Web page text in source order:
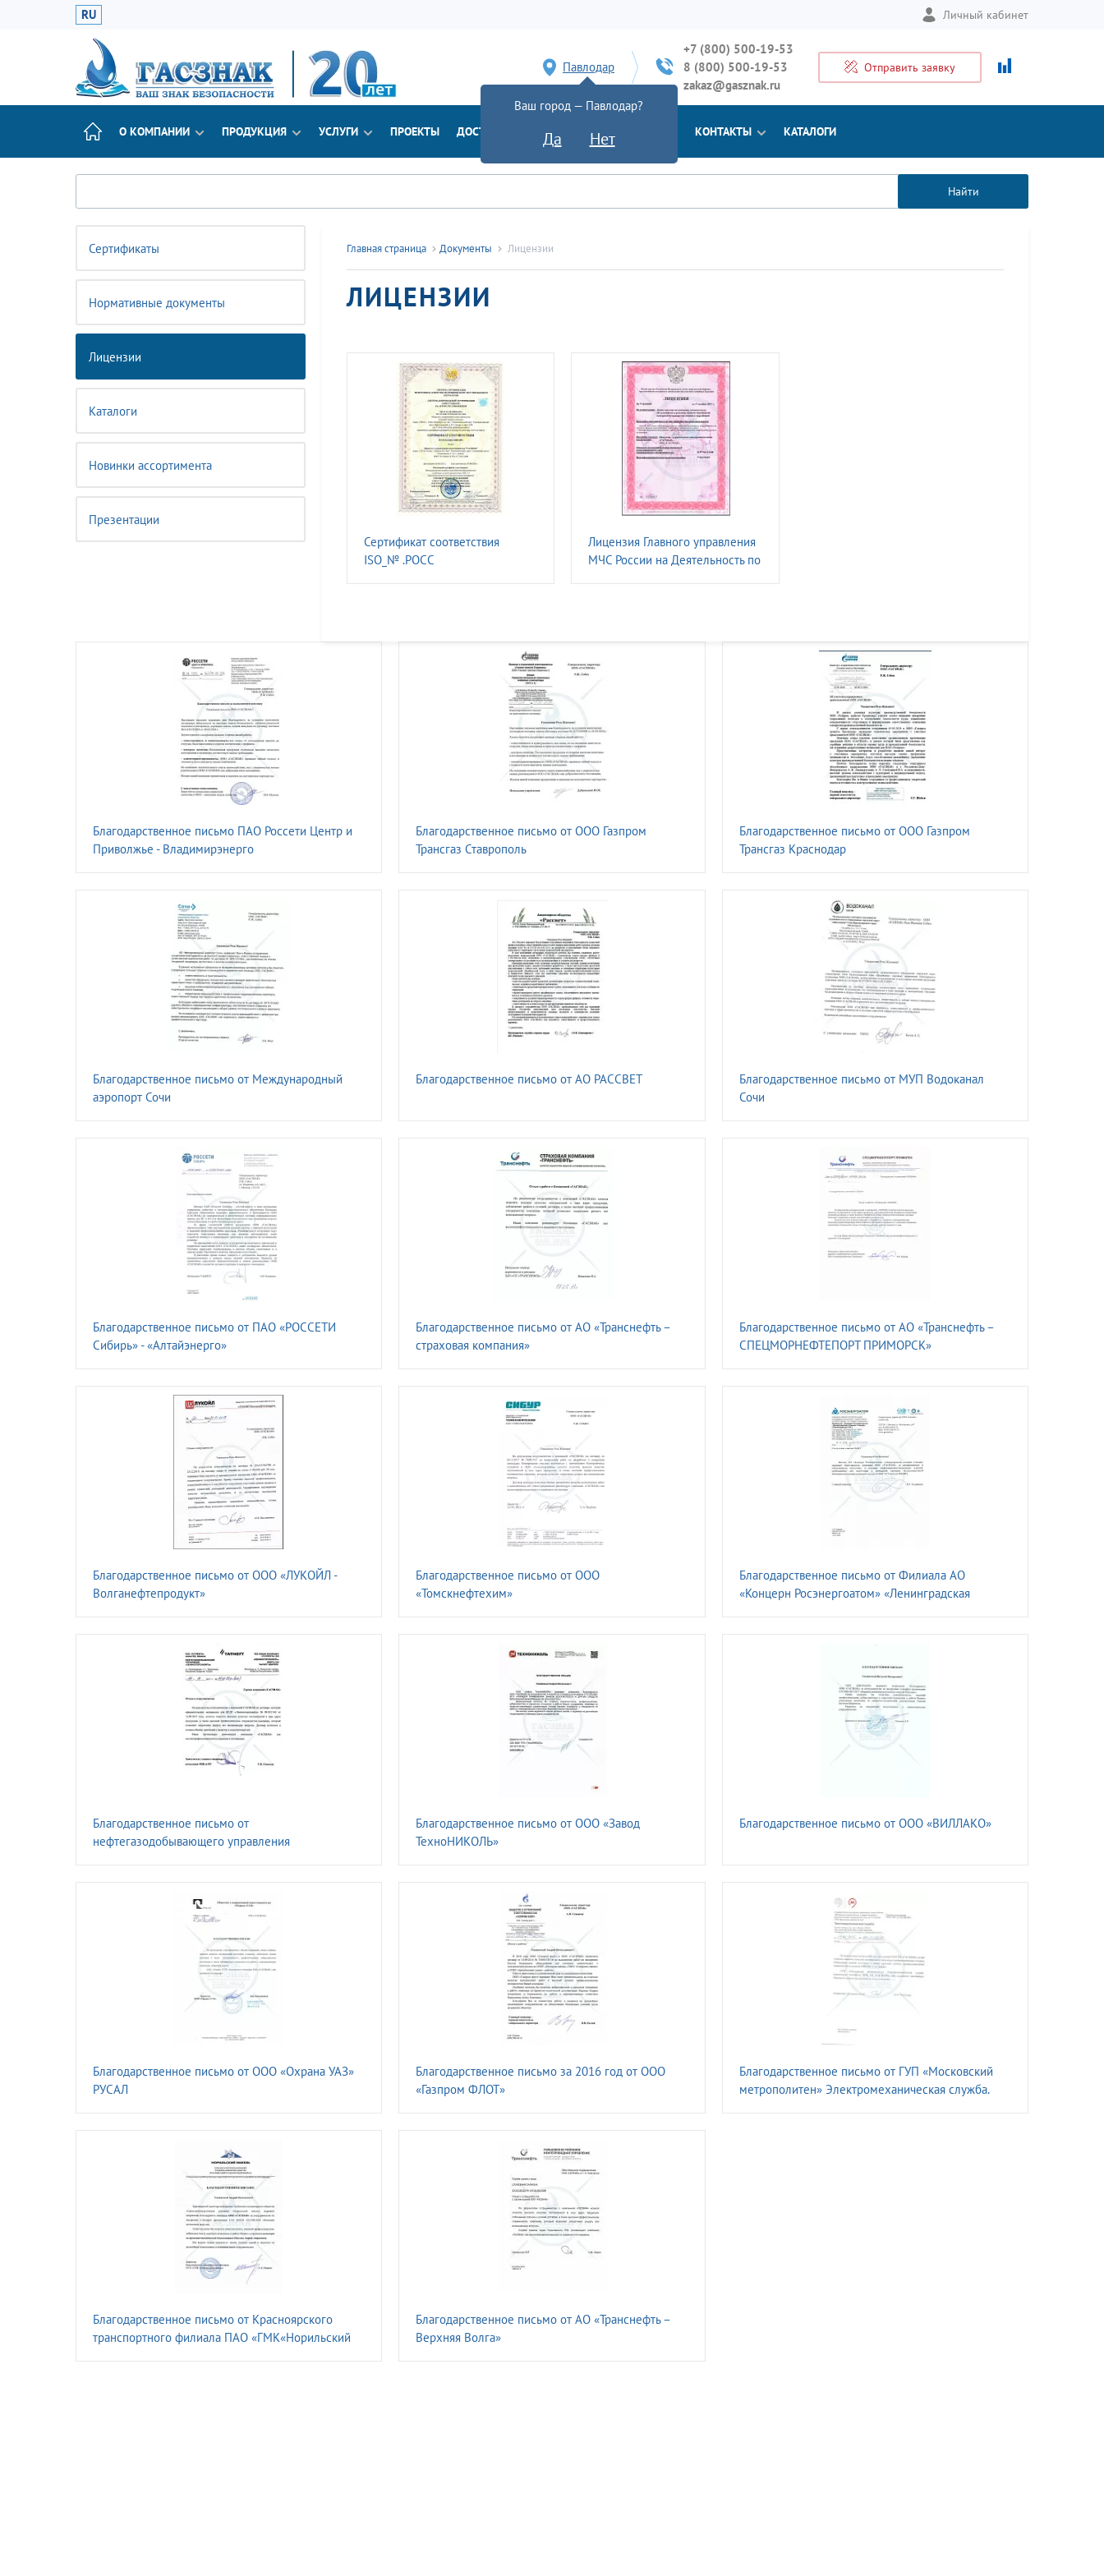
RU Личный кабинет
Павлодар
Ваш город — Павлодар?
Да Нет
+7 (800) 500-19-53
8 (800) 500-19-53
zakaz@gasznak.ru
Отправить заявку
О КОМПАНИИ ПРОДУКЦИЯ УСЛУГИ ПРОЕКТЫ ДОСТАВКА ДОКУМЕНТЫ КОНТАКТЫ КАТАЛОГИ
Найти
Сертификаты
Нормативные документы
Лицензии
Каталоги
Новинки ассортимента
Презентации
Главная страница Документы Лицензии
ЛИЦЕНЗИИ
Сертификат соответствия
ISO_№ .РОСС
Лицензия Главного управления
МЧС России на Деятельность по
Благодарственное письмо ПАО Россети Центр и
Приволжье - Владимирэнерго
Благодарственное письмо от ООО Газпром
Трансгаз Ставрополь
Благодарственное письмо от ООО Газпром
Трансгаз Краснодар
Благодарственное письмо от Международный
аэропорт Сочи
Благодарственное письмо от АО РАССВЕТ
Благодарственное письмо от МУП Водоканал
Сочи
Благодарственное письмо от ПАО «РОССЕТИ
Сибирь» - «Алтайэнерго»
Благодарственное письмо от АО «Транснефть –
страховая компания»
Благодарственное письмо от АО «Транснефть –
СПЕЦМОРНЕФТЕПОРТ ПРИМОРСК»
Благодарственное письмо от ООО «ЛУКОЙЛ -
Волганефтепродукт»
Благодарственное письмо от ООО
«Томскнефтехим»
Благодарственное письмо от Филиала АО
«Концерн Росэнергоатом» «Ленинградская
Благодарственное письмо от
нефтегазодобывающего управления
Благодарственное письмо от ООО «Завод
ТехноНИКОЛЬ»
Благодарственное письмо от ООО «ВИЛЛАКО»
Благодарственное письмо от ООО «Охрана УАЗ»
РУСАЛ
Благодарственное письмо за 2016 год от ОOО
«Газпром ФЛОТ»
Благодарственное письмо от ГУП «Московский
метрополитен» Электромеханическая служба.
Благодарственное письмо от Красноярского
транспортного филиала ПАО «ГМК«Норильский
Благодарственное письмо от АО «Транснефть –
Верхняя Волга»